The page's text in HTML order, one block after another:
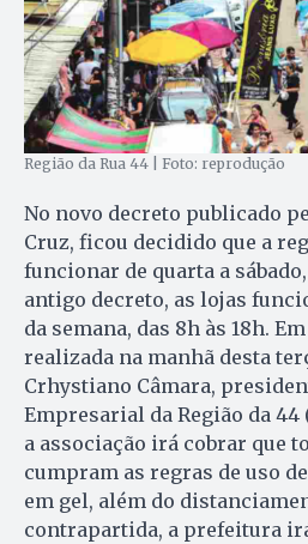
Região da Rua 44 | Foto: reprodução
No novo decreto publicado
Cruz, ficou decidido que a
funcionar de quarta a sábado,
antigo decreto, as lojas
da semana, das 8h às 18h.
realizada na manhã desta
Crhystiano Câmara,
Empresarial da Região da 44
a associação irá cobrar que
cumpram as regras de uso
em gel, além do
contrapartida, a prefeitura